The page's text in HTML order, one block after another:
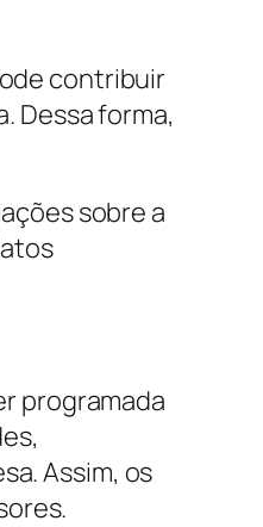
contribuir
Dessa forma,
sobre a
programada
Assim, os